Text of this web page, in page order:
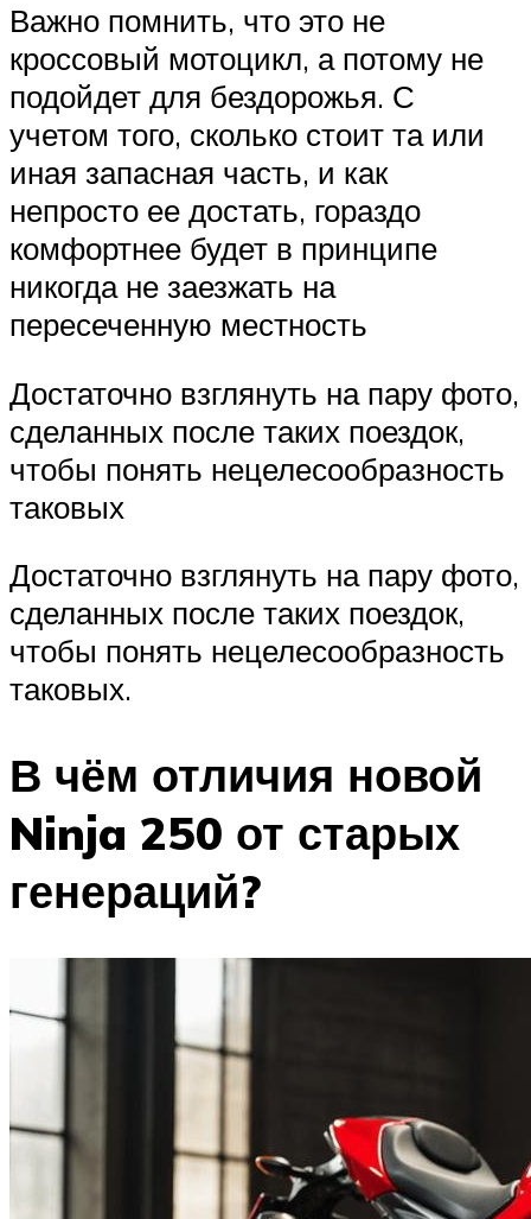
Важно помнить, что это не
кроссовый мотоцикл, а потому не
подойдет для бездорожья. С
учетом того, сколько стоит та или
иная запасная часть, и как
непросто ее достать, гораздо
комфортнее будет в принципе
никогда не заезжать на
пересеченную местность
Достаточно взглянуть на пару фото,
сделанных после таких поездок,
чтобы понять нецелесообразность
таковых
Достаточно взглянуть на пару фото,
сделанных после таких поездок,
чтобы понять нецелесообразность
таковых.
В чём отличия новой
Ninja 250 от старых
генераций?